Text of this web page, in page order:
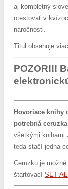
aj kompletný
otestovať v
náročnosti.
Titul obsahuje
POZOR!!!
Hovoriace knihy
potrebná
všetkými knihami
teda stačí jedna
Ceruzku je
štartovací SET